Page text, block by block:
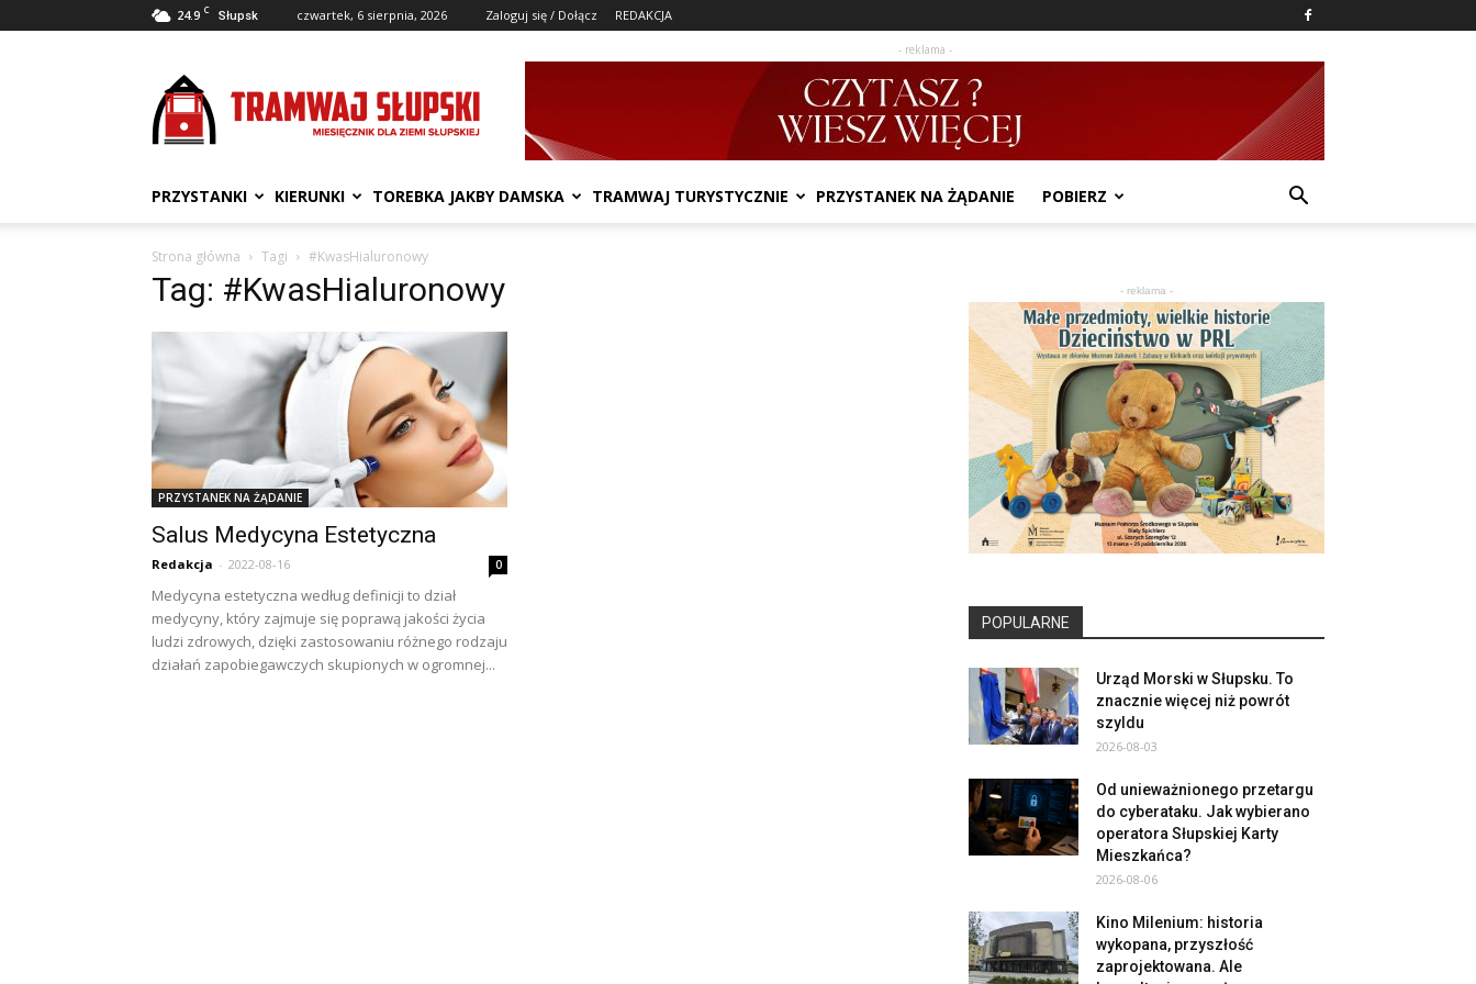
24.9 C Słupsk czwartek, 6 sierpnia, 2026 Zaloguj się / Dołącz REDAKCJA
Tramwaj
Słupski
- reklama -
PRZYSTANKI KIERUNKI TOREBKA JAKBY DAMSKA TRAMWAJ TURYSTYCZNIE PRZYSTANEK NA ŻĄDANIE POBIERZ
Strona główna Tagi #KwasHialuronowy
Tag: #KwasHialuronowy
PRZYSTANEK NA ŻĄDANIE
Salus Medycyna Estetyczna
Redakcja - 2022-08-16 0
Medycyna estetyczna według definicji to dział
medycyny, który zajmuje się poprawą jakości życia
ludzi zdrowych, dzięki zastosowaniu różnego rodzaju
działań zapobiegawczych skupionych w ogromnej...
- reklama -
POPULARNE
Urząd Morski w Słupsku. To
znacznie więcej niż powrót
szyldu
2026-08-03
Od unieważnionego przetargu
do cyberataku. Jak wybierano
operatora Słupskiej Karty
Mieszkańca?
2026-08-06
Kino Milenium: historia
wykopana, przyszłość
zaprojektowana. Ale